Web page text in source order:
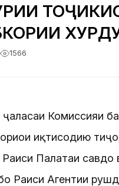
1566
Комиссияи
иқтисодию
Палатаи савдо
Раиси Агентии